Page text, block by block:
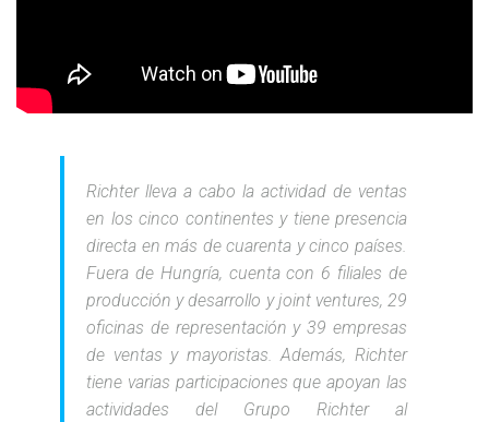
Richter lleva a cabo la actividad de ventas
en los cinco continentes y tiene presencia
directa en más de cuarenta y cinco países.
Fuera de Hungría, cuenta con 6 filiales de
producción y desarrollo y joint ventures, 29
oficinas de representación y 39 empresas
de ventas y mayoristas. Además, Richter
tiene varias participaciones que apoyan las
actividades del Grupo Richter al